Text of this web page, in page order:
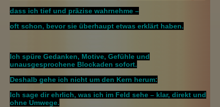
dass ich tief und präzise wahrnehme –
oft schon, bevor sie überhaupt etwas erklärt haben.
Ich spüre Gedanken, Motive, Gefühle und
unausgesprochene Blockaden sofort.
Deshalb gehe ich nicht um den Kern herum:
Ich sage dir ehrlich, was ich im Feld sehe – klar, direkt und
ohne Umwege.